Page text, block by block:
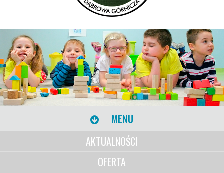
MENU
AKTUALNOŚCI
OFERTA